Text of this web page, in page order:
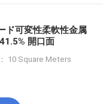
ド可変性柔軟性金属
開口面
10 Square Meters